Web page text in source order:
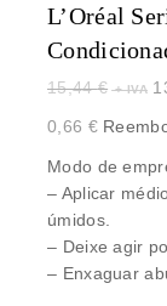
L’Oréal
15,44€
0,66 €
Modo de
– Aplicar
úmidos.
– Deixe agir
– Enxaguar